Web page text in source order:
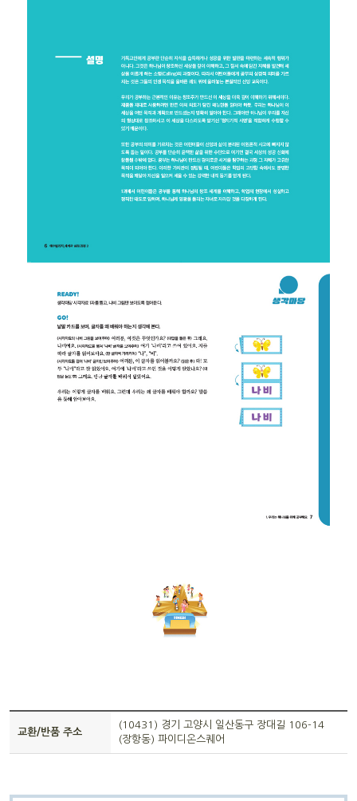
교환/반품 주소
(10431) 경기 고양시 일산동구 장대길 106-14
(장항동) 파이디온스퀘어